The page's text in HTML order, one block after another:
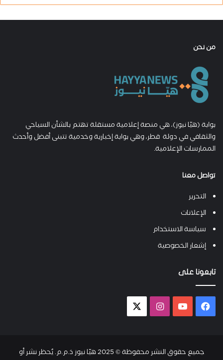
من نحن
بوابة (هيّا نيوز)، هي منصة إعلامية مستقلة تهتم بالشأن السياحي
والثقافي في دولة قطر، وهي بوابة إخبارية وخدمية تتبنى أفضل وأحدث
الممارسات الإعلامية.
تواصل معنا
التحرير
الإعلانات
سياسة الاستخدام
إشعار الخصوصية
تابعونا على
فيسبوك يوتيوب انستقرام
جميع حقوق النشر محفوظة © 2025 هيّا نيوز ذ.م.م. يُحظر نشر أو